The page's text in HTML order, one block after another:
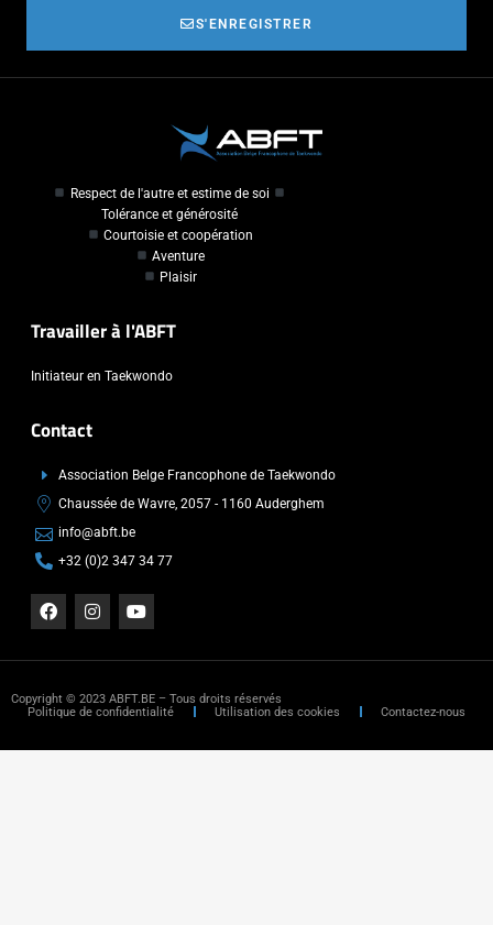
S'ENREGISTRER
Respect de l'autre et estime de soi
Tolérance et générosité
Courtoisie et coopération
Aventure
Plaisir
Travailler à l'ABFT
Initiateur en Taekwondo
Contact
Association Belge Francophone de Taekwondo
Chaussée de Wavre, 2057 - 1160 Auderghem
info@abft.be
+32 (0)2 347 34 77
Copyright © 2023 ABFT.BE – Tous droits réservés
Politique de confidentialité
Utilisation des cookies Contactez-nous